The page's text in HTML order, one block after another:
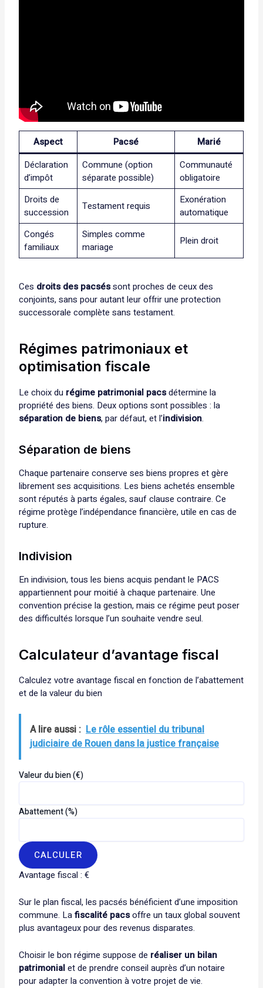
Aspect Pacsé
Marié
Déclaration
d’impôt
Commune (option
séparate possible)
Communauté
obligatoire
Droits de
succession
Testament requis
Exonération
automatique
Congés
familiaux
Simples comme
mariage
Plein droit
Ces droits des pacséssont proches de ceux des
conjoints, sans pour autant leur offrir une protection
successorale complète sans testament.
Régimes patrimoniaux et
optimisation fiscale
Le choix du régime patrimonial pacsdétermine la
propriété des biens. Deux options sont possibles : la
séparation de biens, par défaut, et l’indivision.
Séparation de biens
Chaque partenaire conserve ses biens propres et gère
librement ses acquisitions. Les biens achetés ensemble
sont réputés à parts égales, sauf clause contraire. Ce
régime protège l’indépendance financière, utile en cas de
rupture.
Indivision
En indivision, tous les biens acquis pendant le PACS
appartiennent pour moitié à chaque partenaire. Une
convention précise la gestion, mais ce régime peut poser
des difficultés lorsque l’un souhaite vendre seul.
Calculateur d’avantage fiscal
Calculez votre avantage fiscal en fonction de l’abattement
et de la valeur du bien
A lire aussi : Le rôle essentiel du tribunal
judiciaire de Rouen dans la justice française
Valeur du bien (€)
Abattement (%)
CALCULER
Avantage fiscal :€
Sur le plan fiscal, les pacsés bénéficient d’une imposition
commune. Lafiscalité pacsoffre un taux global souvent
plus avantageux pour des revenus disparates.
Choisir le bon régime suppose de réaliser un bilan
patrimonialet de prendre conseil auprès d’un notaire
pour adapter la convention à votre projet de vie.